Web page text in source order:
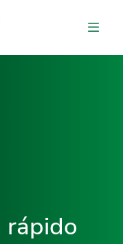
rápido